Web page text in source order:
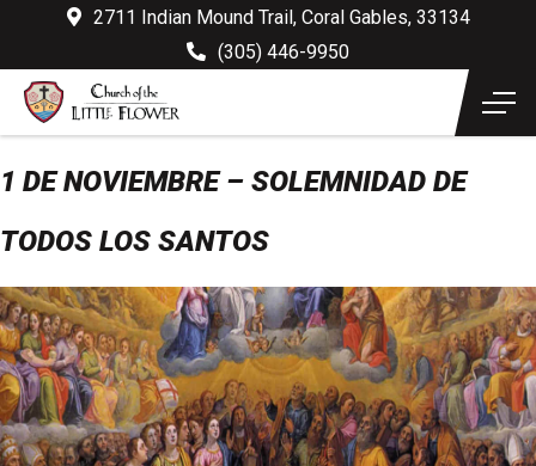
2711 Indian Mound Trail, Coral Gables, 33134
(305) 446-9950
1 DE NOVIEMBRE – SOLEMNIDAD DE
TODOS LOS SANTOS